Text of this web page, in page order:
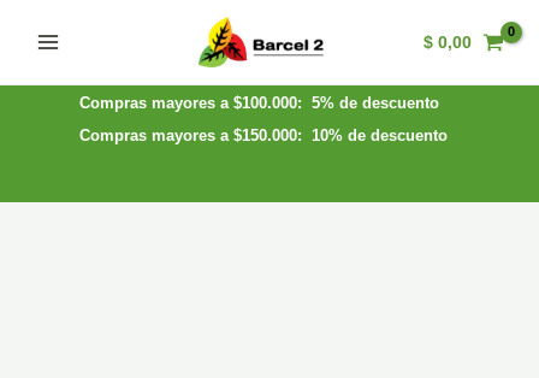
Menu
$ 0,00
Compras mayores a $100.000: 5% de descuento
Compras mayores a $150.000: 10% de descuento